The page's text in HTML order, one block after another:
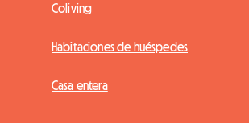
Coliving
Habitaciones de huéspedes
Casa entera